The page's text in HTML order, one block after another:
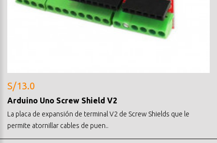
S/13.0
Arduino Uno Screw Shield V2
La placa de expansión de terminal V2 de Screw Shields que le
permite atornillar cables de puen..